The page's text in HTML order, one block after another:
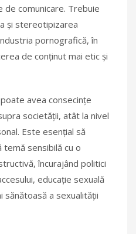
de comunicare. Trebuie
și stereotipizarea
pornografică, în
de conținut mai etic și
avea consecințe
societății, atât la nivel
Este esențial să
sensibilă cu o
încurajând politici
educație sexuală
sănătoasă a sexualității